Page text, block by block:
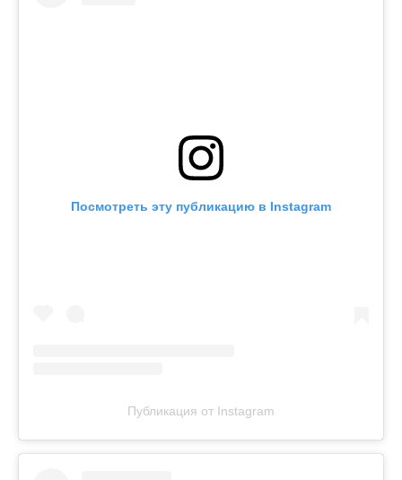
Посмотреть эту публикацию в Instagram
Публикация от Instagram